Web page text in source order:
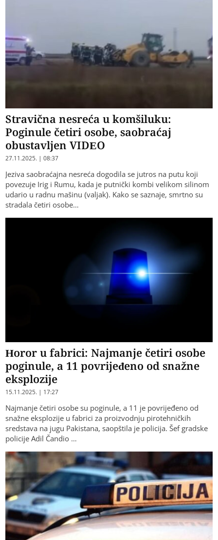
Stravična nesreća u komšiluku:
Poginule četiri osobe, saobraćaj
obustavljen VIDEO
27.11.2025. | 08:37
Jeziva saobraćajna nesreća dogodila se jutros na putu koji
povezuje Irig i Rumu, kada je putnički kombi velikom silinom
udario u radnu mašinu (valjak). Kako se saznaje, smrtno su
stradala četiri osobe…
Horor u fabrici: Najmanje četiri osobe
poginule, a 11 povrijeđeno od snažne
eksplozije
15.11.2025. | 17:27
Najmanje četiri osobe su poginule, a 11 je povrijeđeno od
snažne eksplozije u fabrici za proizvodnju pirotehničkih
sredstava na jugu Pakistana, saopštila je policija. Šef gradske
policije Adil Čandio …